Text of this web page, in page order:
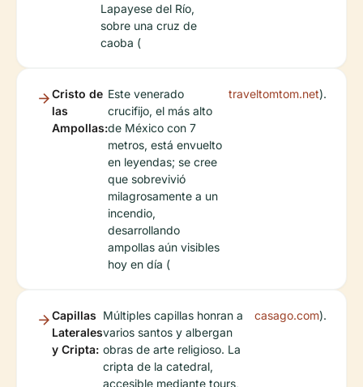
Lapayese del Río,
sobre una cruz de
caoba (
Cristo de
las
Ampollas:
Este venerado
crucifijo, el más alto
de México con 7
metros, está envuelto
en leyendas; se cree
que sobrevivió
milagrosamente a un
incendio,
desarrollando
ampollas aún visibles
hoy en día (
traveltomtom.net).
Capillas
Laterales
y Cripta:
Múltiples capillas honran a
varios santos y albergan
obras de arte religioso. La
cripta de la catedral,
accesible mediante tours,
casago.com).